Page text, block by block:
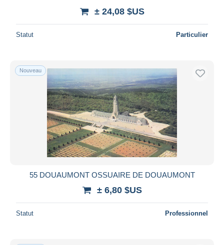
± 24,08 $US
Statut Particulier
Nouveau
55 DOUAUMONT OSSUAIRE DE DOUAUMONT
± 6,80 $US
Statut Professionnel